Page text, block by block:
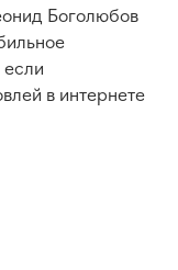
Боголюбов
в интернете